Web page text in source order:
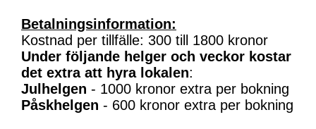
Betalningsinformation:
Kostnad per tillfälle: 300 till 1800 kronor
Under följande helger och veckor kostar
det extra att hyra lokalen:
Julhelgen - 1000 kronor extra per bokning
Påskhelgen - 600 kronor extra per bokning